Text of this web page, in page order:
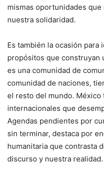
mismas oportunidades
nuestra solidaridad.
Es también la ocasión
propósitos que construyan
es una comunidad de
comunidad de naciones,
el resto del mundo.
internacionales que
Agendas pendientes por
sin terminar, destaca por
humanitaria que contrasta
discurso y nuestra realidad.